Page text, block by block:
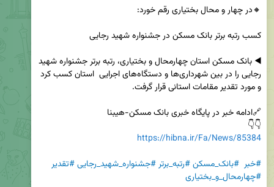
👇👇
https://hibna.ir/Fa/News/85384
#خبر #بانک_مسکن#رتبه_برتر#جشنواره_شهید_رجایی#تقدیر
#چهارمحال_و_بختیاری